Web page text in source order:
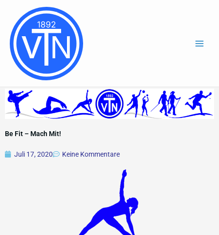
springen
Be Fit – Mach Mit!
Juli 17, 2020 Keine Kommentare